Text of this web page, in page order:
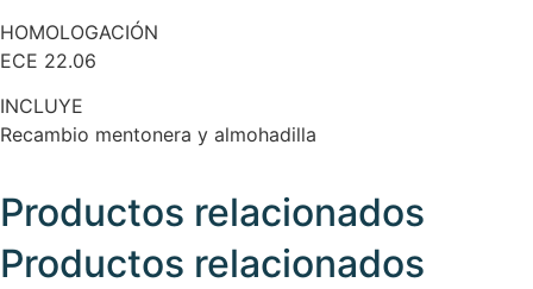
HOMOLOGACIÓN
ECE 22.06
INCLUYE
Recambio mentonera y almohadilla
Productos relacionados
Productos relacionados